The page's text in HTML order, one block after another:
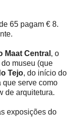
65 pagam € 8.
Maat Central , o
museu (que
Tejo, do início do
que serve como
de arquitetura.
exposições do